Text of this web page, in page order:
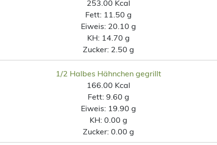
253.00 Kcal
Fett: 11.50 g
Eiweis: 20.10 g
KH: 14.70 g
Zucker: 2.50 g
1/2 Halbes Hähnchen gegrillt
166.00 Kcal
Fett: 9.60 g
Eiweis: 19.90 g
KH: 0.00 g
Zucker: 0.00 g